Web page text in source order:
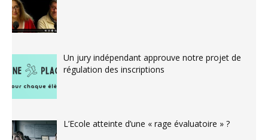
Un jury indépendant approuve notre projet de
régulation des inscriptions
L’Ecole atteinte d’une « rage évaluatoire » ?